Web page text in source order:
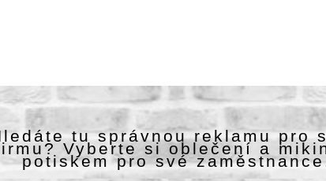
tu správnou reklamu pro
Vyberte si oblečení a
potiskem pro své